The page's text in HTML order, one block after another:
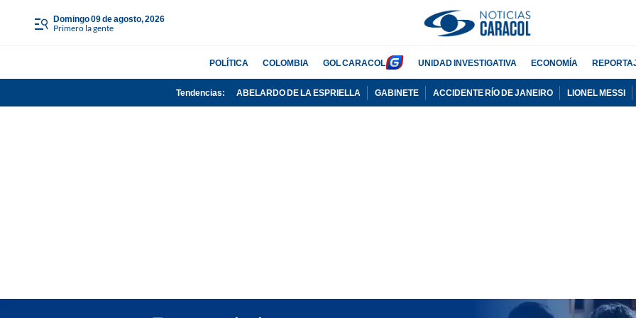
domingo 09 de agosto, 2026
Primero la gente
POLÍTICA COLOMBIA GOL CARACOL UNIDAD INVESTIGATIVA ECONOMÍA
Tendencias: ABELARDO DE LA ESPRIELLA GABINETE ACCIDENTE RÍO DE JANEIRO LIONEL MESSI